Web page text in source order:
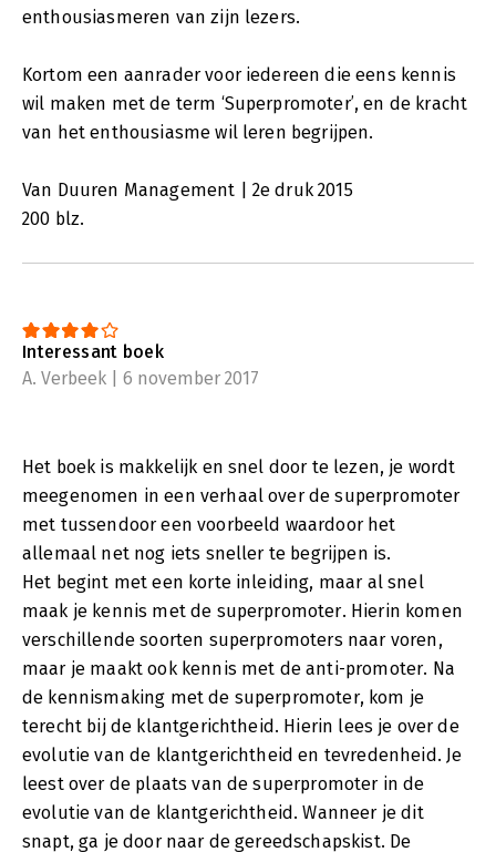
enthousiasmeren van zijn lezers.
Kortom een aanrader voor iedereen die eens kennis
wil maken met de term ‘Superpromoter’, en de kracht
van het enthousiasme wil leren begrijpen.
Van Duuren Management | 2e druk 2015
200 blz.
Interessant boek
A. Verbeek | 6 november 2017
Het boek is makkelijk en snel door te lezen, je wordt
meegenomen in een verhaal over de superpromoter
met tussendoor een voorbeeld waardoor het
allemaal net nog iets sneller te begrijpen is.
Het begint met een korte inleiding, maar al snel
maak je kennis met de superpromoter. Hierin komen
verschillende soorten superpromoters naar voren,
maar je maakt ook kennis met de anti-promoter. Na
de kennismaking met de superpromoter, kom je
terecht bij de klantgerichtheid. Hierin lees je over de
evolutie van de klantgerichtheid en tevredenheid. Je
leest over de plaats van de superpromoter in de
evolutie van de klantgerichtheid. Wanneer je dit
snapt, ga je door naar de gereedschapskist. De